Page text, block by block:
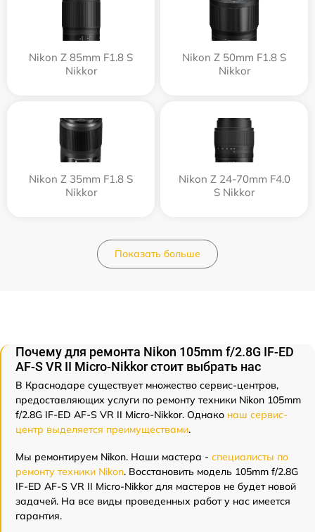
Nikon Z 85mm F1.8 S
Nikkor
Nikon Z 50mm F1.8 S
Nikkor
Nikon Z 35mm F1.8 S
Nikkor
Nikon Z 24-70mm F4.0
S Nikkor
Показать больше
Почему для ремонта Nikon 105mm f/2.8G IF-ED
AF-S VR II Micro-Nikkor стоит выбрать нас
В Краснодаре существует множество сервис-центров,
предоставляющих услуги по ремонту техники Nikon 105mm
f/2.8G IF-ED AF-S VR II Micro-Nikkor. Однако наш сервис-
центр выделяется преимуществами.
Мы ремонтируем Nikon. Наши мастера - специалисты по
ремонту техники Nikon. Восстановить модель 105mm f/2.8G
IF-ED AF-S VR II Micro-Nikkor для мастеров не будет новой
задачей. На все виды проведенных работ у нас имеется
гарантия.